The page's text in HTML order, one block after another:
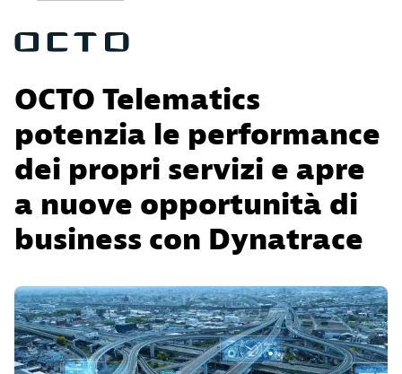
OCTO Telematics
potenzia le performance
dei propri servizi e apre
a nuove opportunità di
business con Dynatrace